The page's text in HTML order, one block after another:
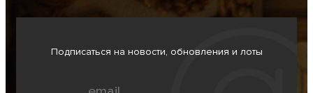
Подписаться на новости, обновления и лоты